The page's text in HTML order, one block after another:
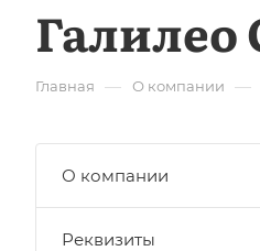
Галилео
Главная — О компании —
О компании
Реквизиты